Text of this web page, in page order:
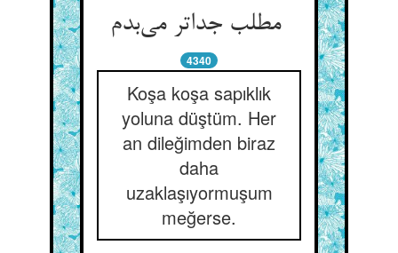
مطلب جداتر می‌بدم
4340
Koşa koşa sapıklık
yoluna düştüm. Her
an dileğimden biraz
daha
uzaklaşıyormuşum
meğerse.